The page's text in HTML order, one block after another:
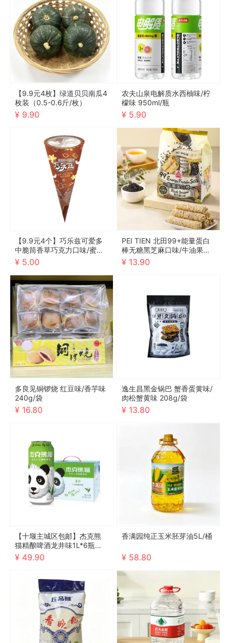
【9.9元4枚】绿道贝贝南瓜4
枚装（0.5-0.6斤/枚）
¥ 9.90
农夫山泉电解质水西柚味/柠
檬味 950ml/瓶
¥ 5.90
【9.9元4个】巧乐兹可爱多
中脆筒香草巧克力口味/蜜瓜
玫瑰车厘子口味 70g
¥ 5.00
PEI TIEN 北田99+能量蛋白
棒无糖黑芝麻口味/牛油果口
味 120g/袋
¥ 13.90
多良见铜锣烧 红豆味/香芋味
240g/袋
¥ 16.80
逸生昌黑金锅巴 蟹香蛋黄味/
肉松蟹黄味 208g/袋
¥ 13.80
【十堰主城区包邮】杰克熊
猫精酿啤酒龙井味1L*6瓶（2
026年10月4号到期，介意勿
¥ 49.90
香满园纯正玉米胚芽油5L/桶
¥ 58.80